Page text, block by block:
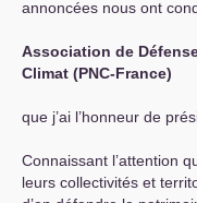
annoncées nous ont
Association de
Climat (PNC-France)
que j’ai l’honneur de
Connaissant l’attention
leurs collectivités et